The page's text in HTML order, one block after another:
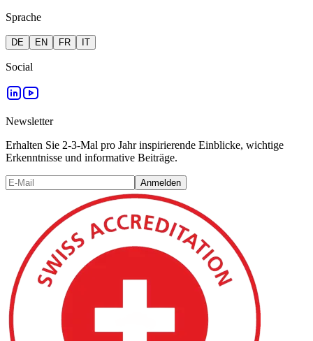
Sprache
DE EN FR IT
Social
Newsletter
Erhalten Sie 2-3-Mal pro Jahr inspirierende Einblicke, wichtige
Erkenntnisse und informative Beiträge.
Anmelden